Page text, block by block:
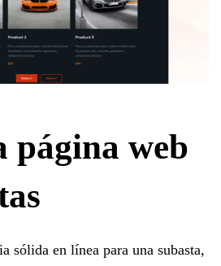
página web
sólida en línea para una subasta,